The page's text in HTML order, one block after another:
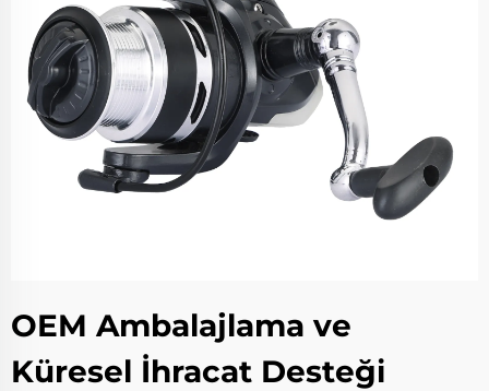
OEM Ambalajlama ve
Küresel İhracat Desteği